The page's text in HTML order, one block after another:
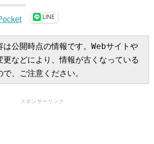
LINE
は公開時点の情報です。Webサイトや
更などにより、情報が古くなっている
、ご注意ください。
スポンサーリンク